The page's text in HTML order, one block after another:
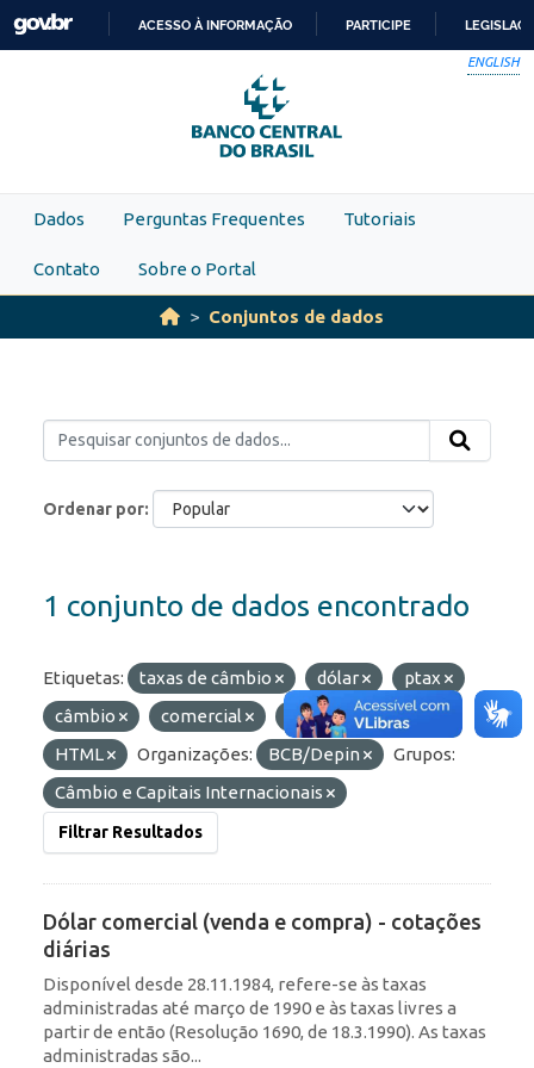
Skip to main content
PARA
O
CONTEÚDO
ACESSO À INFORMAÇÃO PARTICIPE
ENGLISH
Dados Perguntas Frequentes Tutoriais
Contato Sobre o Portal
Conjuntos de dados
Ordenar por
1 conjunto de dados encontrado
Etiquetas: taxas de câmbio dólar
ptax
câmbio
comercial taxas
Formatos:
HTML
Organizações: BCB/Depin
Grupos:
Câmbio e Capitais Internacionais
Filtrar Resultados
Dólar comercial (venda e compra) - cotações
diárias
Disponível desde 28.11.1984, refere-se às taxas
administradas até março de 1990 e às taxas livres a
partir de então (Resolução 1690, de 18.3.1990). As taxas
administradas são...